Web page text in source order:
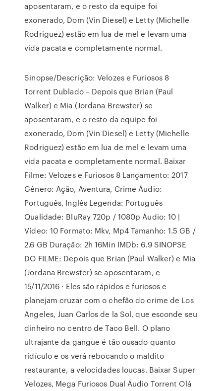
aposentaram, e o resto da equipe foi
exonerado, Dom (Vin Diesel) e Letty (Michelle
Rodriguez) estão em lua de mel e levam uma
vida pacata e completamente normal.
Sinopse/Descrição: Velozes e Furiosos 8
Torrent Dublado – Depois que Brian (Paul
Walker) e Mia (Jordana Brewster) se
aposentaram, e o resto da equipe foi
exonerado, Dom (Vin Diesel) e Letty (Michelle
Rodriguez) estão em lua de mel e levam uma
vida pacata e completamente normal. Baixar
Filme: Velozes e Furiosos 8 Lançamento: 2017
Gênero: Ação, Aventura, Crime Áudio:
Português, Inglês Legenda: Português
Qualidade: BluRay 720p / 1080p Áudio: 10 |
Vídeo: 10 Formato: Mkv, Mp4 Tamanho: 1.5 GB /
2.6 GB Duração: 2h 16Min IMDb: 6.9 SINOPSE
DO FILME: Depois que Brian (Paul Walker) e Mia
(Jordana Brewster) se aposentaram, e
15/11/2016 · Eles são rápidos e furiosos e
planejam cruzar com o chefão do crime de Los
Angeles, Juan Carlos de la Sol, que esconde seu
dinheiro no centro de Taco Bell. O plano
ultrajante da gangue é tão ousado quanto
ridículo e os verá rebocando o maldito
restaurante, a velocidades loucas. Baixar Super
Velozes, Mega Furiosos Dual Áudio Torrent Olá